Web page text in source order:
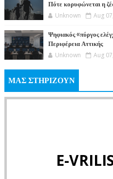
Πότε κορυφώνεται η
Unknown Aug
Ψηφιακός «πύργος
Περιφέρεια Αττικής
Unknown Aug
ΜΑΣ ΣΤΗΡΙΖΟΥΝ
E-